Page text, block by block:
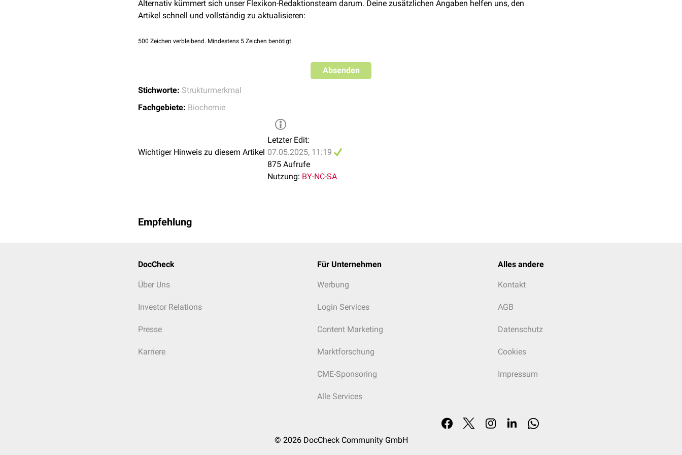
Alternativ kümmert sich unser Flexikon-Redaktionsteam darum. Deine zusätzlichen Angaben helfen uns, den
Artikel schnell und vollständig zu aktualisieren:
500 Zeichen verbleibend. Mindestens 5 Zeichen benötigt.
Absenden
Stichworte: Strukturmerkmal
Fachgebiete: Biochemie
Wichtiger Hinweis zu diesem Artikel
Letzter Edit:
07.05.2025, 11:19
875 Aufrufe
Nutzung: BY-NC-SA
Empfehlung
DocCheck
Über Uns
Investor Relations
Presse
Karriere
Für Unternehmen
Werbung
Login Services
Content Marketing
Marktforschung
CME-Sponsoring
Alle Services
Alles andere
Kontakt
AGB
Datenschutz
Cookies
Impressum
© 2026 DocCheck Community GmbH